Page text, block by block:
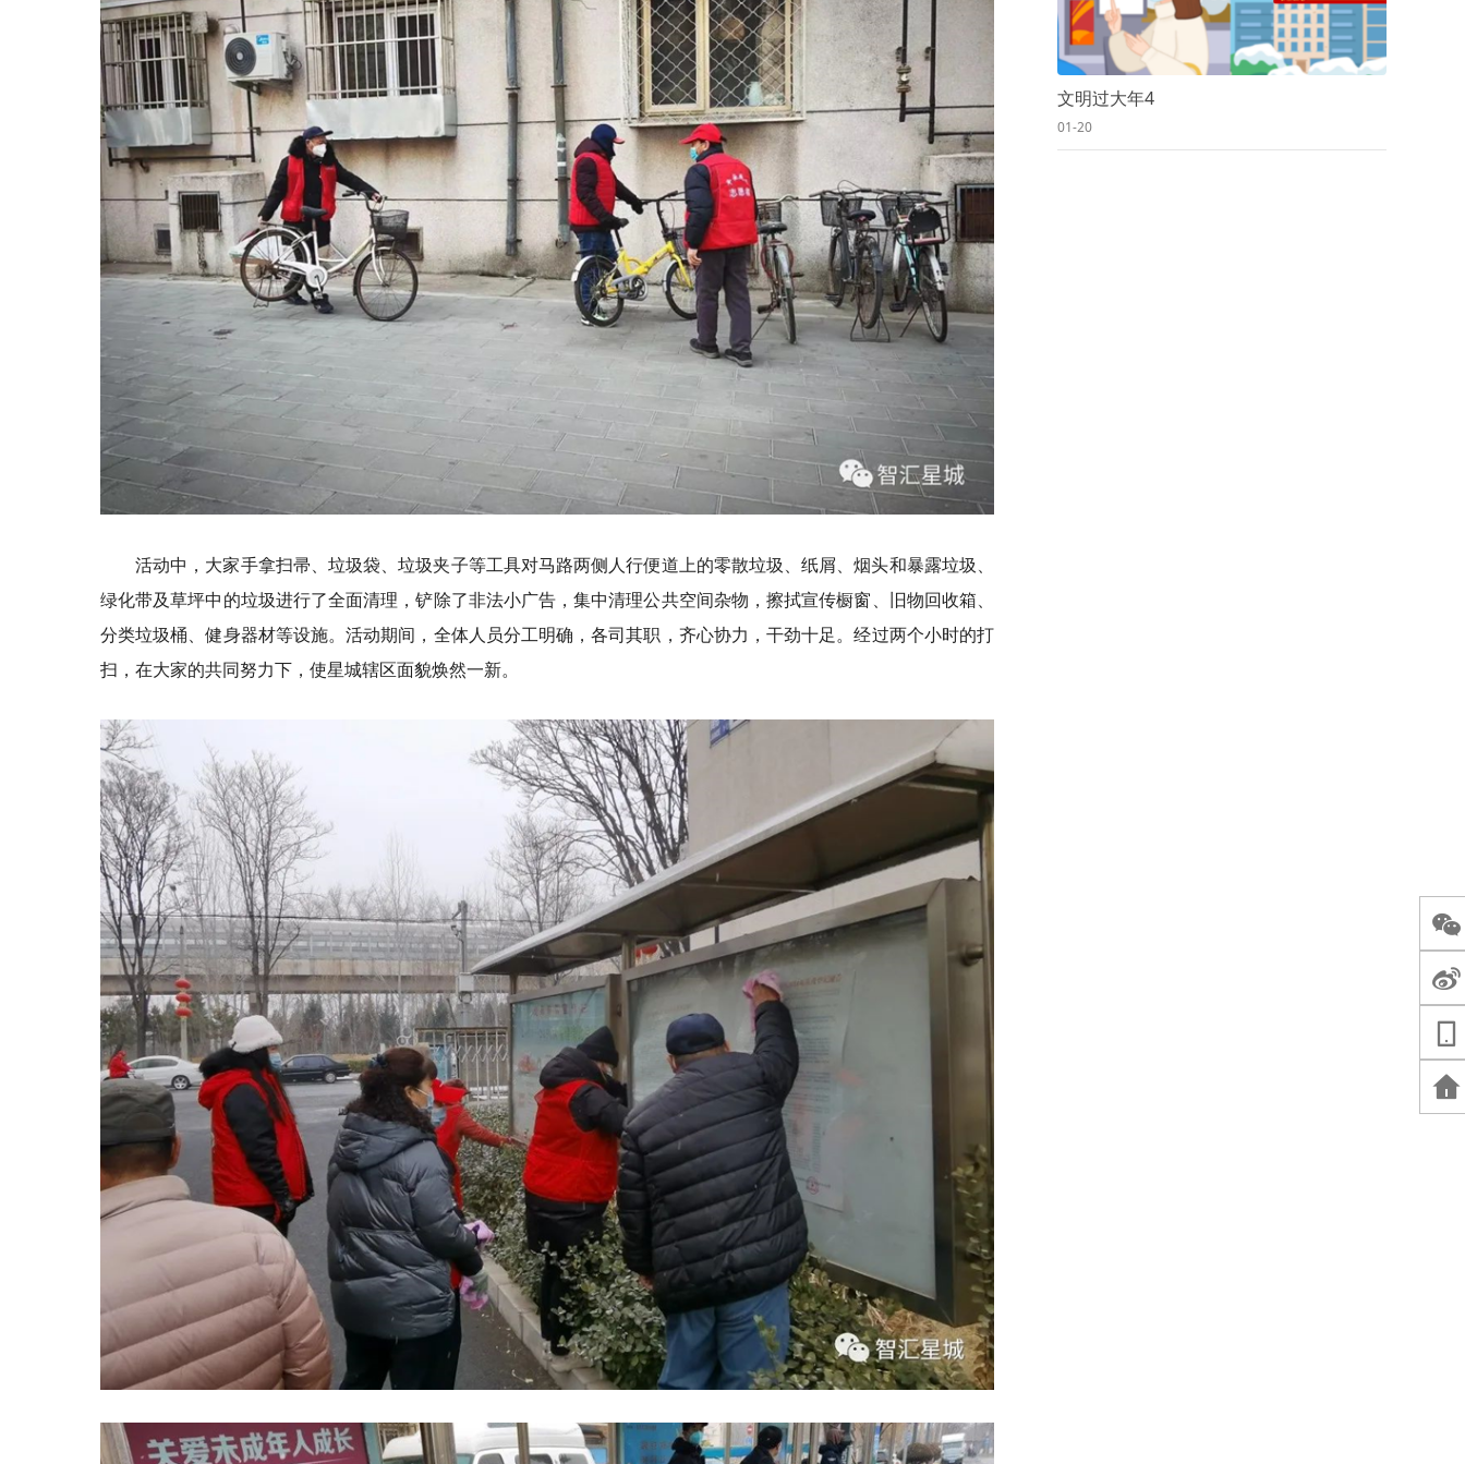
活动中，大家手拿扫帚、垃圾袋、垃圾夹子等工具对马路两侧人行便道上的零散垃圾、纸屑、烟头和暴露垃圾、
绿化带及草坪中的垃圾进行了全面清理，铲除了非法小广告，集中清理公共空间杂物，擦拭宣传橱窗、旧物回收箱、
分类垃圾桶、健身器材等设施。活动期间，全体人员分工明确，各司其职，齐心协力，干劲十足。经过两个小时的打
扫，在大家的共同努力下，使星城辖区面貌焕然一新。
文明过大年4
01-20